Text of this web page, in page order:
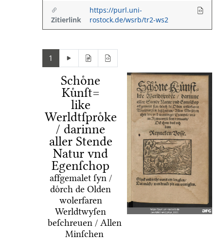
Zitierlink
https://purl.uni-
rostock.de/wsrb/tr2-ws2
1
Schoͤne
Kuͤnſt=
like
Werldtſproͤke
/ darinne
aller Stende
Natur vnd
Egenſchop
affgemalet ſyn /
doͤrch de Olden
wolerfaren
Werldtwyſen
beſchreuen / Allen
Minſchen